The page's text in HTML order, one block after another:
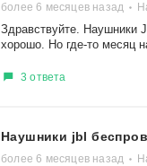
более 6 месяцев назад
Здравствуйте. Наушники
хорошо. Но где-то месяц
3 ответа
Наушники jbl
более 6 месяцев назад